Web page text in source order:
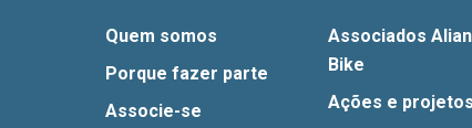
Quem somos
Porque fazer parte
Associe-se
Associados
Bike
Ações e projetos